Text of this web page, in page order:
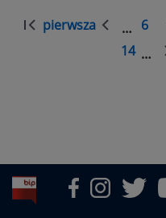
Stronicowanie
Pierwsza
pierwsza
strona
… 6
14 …